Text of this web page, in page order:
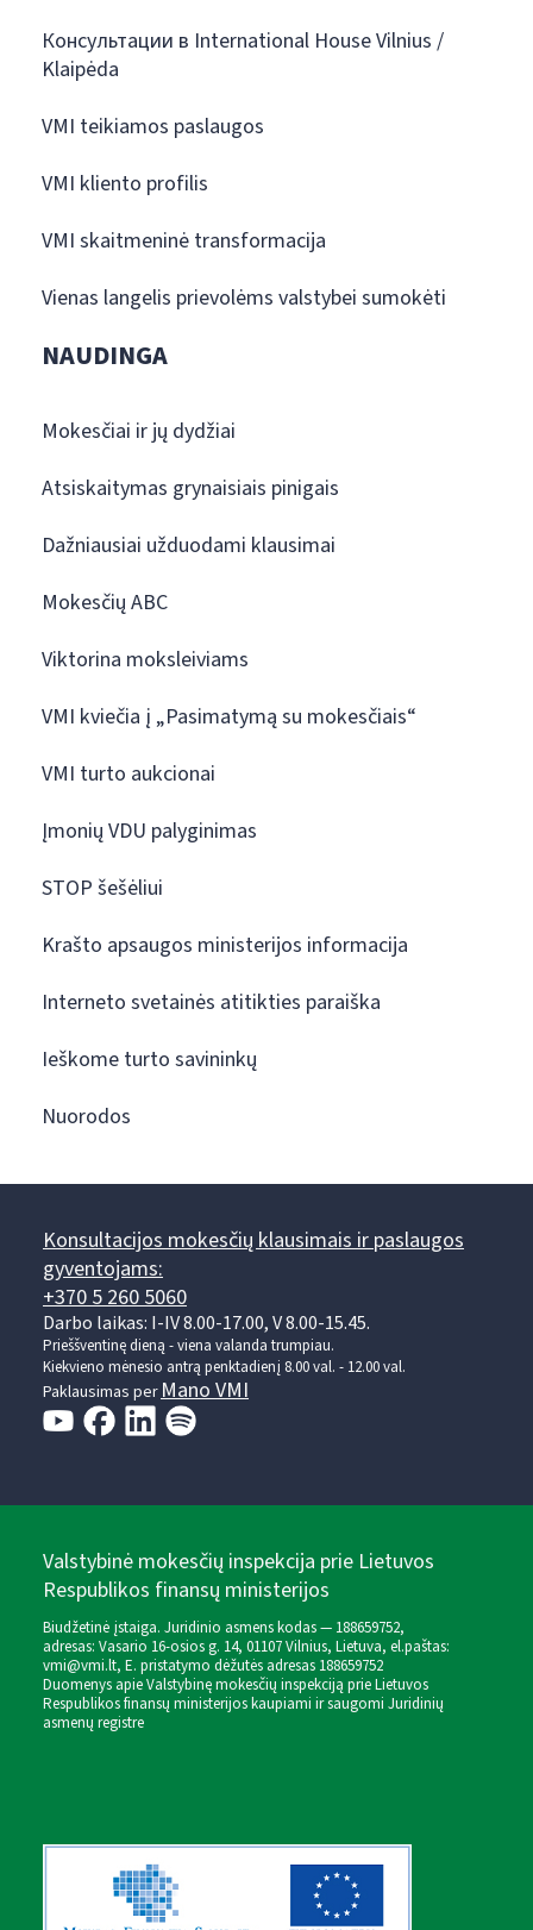
Консультации в International House Vilnius /
Klaipėda
VMI teikiamos paslaugos
VMI kliento profilis
VMI skaitmeninė transformacija
Vienas langelis prievolėms valstybei sumokėti
NAUDINGA
Mokesčiai ir jų dydžiai
Atsiskaitymas grynaisiais pinigais
Dažniausiai užduodami klausimai
Mokesčių ABC
Viktorina moksleiviams
VMI kviečia į „Pasimatymą su mokesčiais“
VMI turto aukcionai
Įmonių VDU palyginimas
STOP šešėliui
Krašto apsaugos ministerijos informacija
Interneto svetainės atitikties paraiška
Ieškome turto savininkų
Nuorodos
Konsultacijos mokesčių klausimais ir paslaugos
gyventojams:
+370 5 260 5060
Darbo laikas: I-IV 8.00-17.00, V 8.00-15.45.
Prieššventinę dieną - viena valanda trumpiau.
Kiekvieno mėnesio antrą penktadienį 8.00 val. - 12.00 val.
Paklausimas perMano VMI
Valstybinė mokesčių inspekcija prie Lietuvos
Respublikos finansų ministerijos
Biudžetinė įstaiga. Juridinio asmens kodas — 188659752,
adresas: Vasario 16-osios g. 14, 01107 Vilnius, Lietuva, el.paštas:
vmi@vmi.lt, E. pristatymo dėžutės adresas 188659752
Duomenys apie Valstybinę mokesčių inspekciją prie Lietuvos
Respublikos finansų ministerijos kaupiami ir saugomi Juridinių
asmenų registre